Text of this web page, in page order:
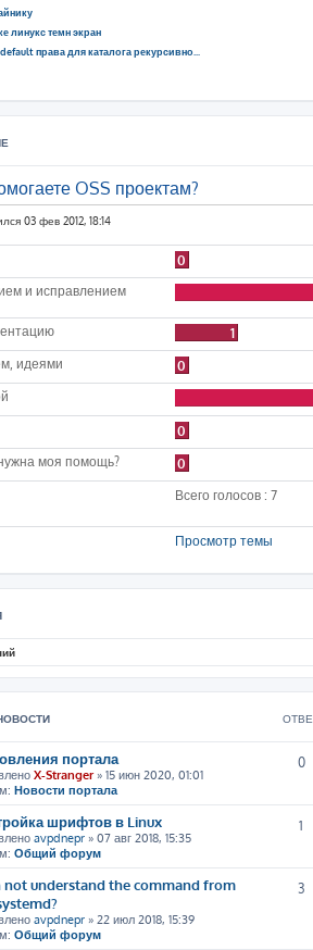
линукс темн экран
права для каталога рекурсивно...
OSS проектам?
03 фев 2012, 18:14
0
и исправлением
1
идеями
0
0
моя помощь?
0
Всего голосов : 7
Просмотр темы
портала
X-Stranger» 15 июн 2020, 01:01
Новости портала
0
шрифтов в Linux
avpdnepr » 07 авг 2018, 15:35
Общий форум
1
not understand the command from
avpdnepr » 22 июл 2018, 15:39
Общий форум
3